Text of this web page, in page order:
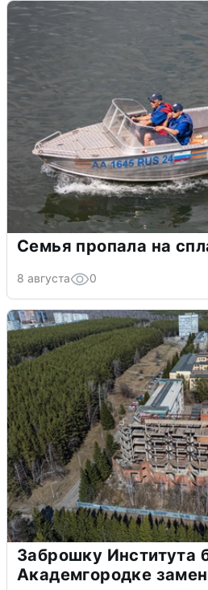
Семья пропала на
8 августа 0
Заброшку Института
Академгородке